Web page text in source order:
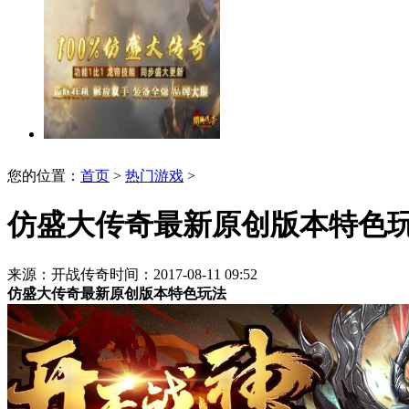
您的位置： 首页 > 热门游戏 >
仿盛大传奇最新原创版本特色
来源：开战传奇时间：2017-08-11 09:52
仿盛大传奇最新原创版本特色玩法